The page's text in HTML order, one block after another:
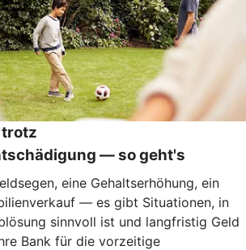
— so geht's
eine Gehaltserhöhung, ein
— es gibt Situationen, in
sinnvoll ist und langfristig Geld
Bank für die vorzeitige